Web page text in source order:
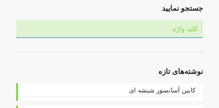
جستجو نمایید
نوشته‌های تازه
کابین آسانسور شیشه ای